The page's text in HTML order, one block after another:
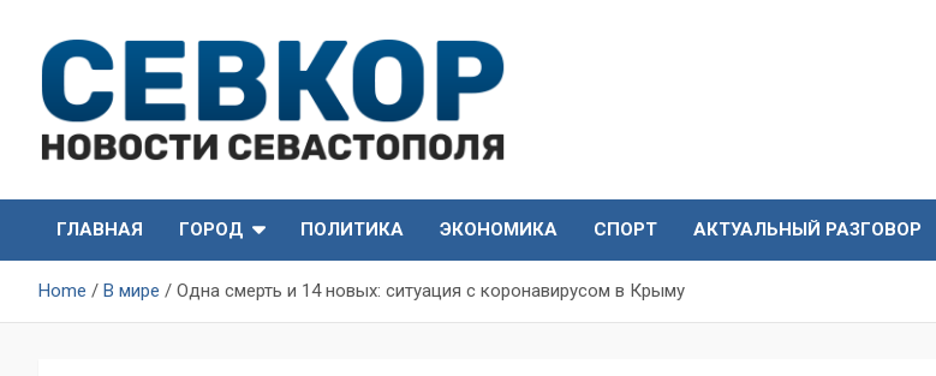
content
СевКор — Новости
Севастополя
Севастополя
ГЛАВНАЯ
ГОРОД ПОЛИТИКА ЭКОНОМИКА СПОРТ АКТУАЛЬНЫЙ РАЗГОВОР
Home В мире Одна смерть и 14 новых: ситуация с коронавирусом в Крыму